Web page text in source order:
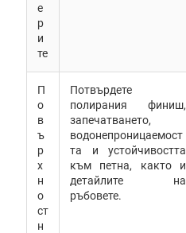
е
р
и
те
П
о
в
ъ
р
х
н
о
ст
н
Потвърдете
полирания финиш,
запечатването,
водонепроницаемост
та и устойчивостта
към петна, както и
детайлите на
ръбовете.